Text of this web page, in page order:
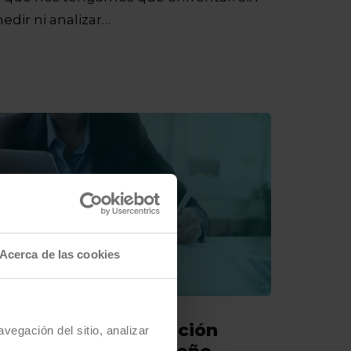
Acerca de las cookies
del sitio, analizar
ni analizar…
y Administración